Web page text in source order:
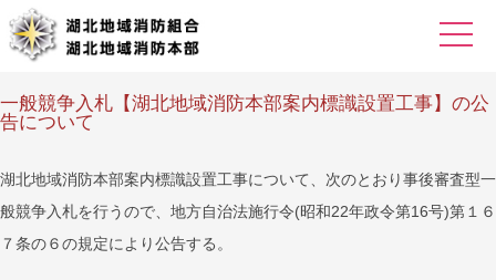
一般競争入札【湖北地域消防本部案内標識設置工事】の公
告について
湖北地域消防本部案内標識設置工事について、次のとおり事後審査型一
般競争入札を行うので、地方自治法施行令(昭和22年政令第16号)第１６
７条の６の規定により公告する。